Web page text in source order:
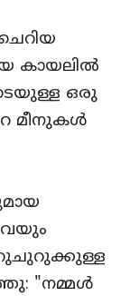
കായലിൽ
ഒരു
മീനുകൾ
"നമ്മൾ